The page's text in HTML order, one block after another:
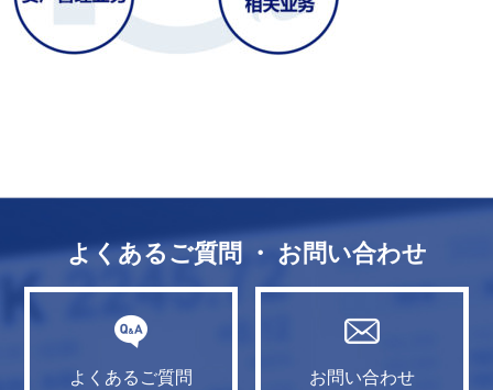
よくあるご質問 ・ お問い合わせ
よくあるご質問 お問い合わせ